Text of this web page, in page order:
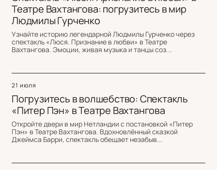
Театре Вахтангова: погрузитесь в мир
Людмилы Гурченко
Узнайте историю легендарной Людмилы Гурченко через
спектакль «Люся. Признание в любви» в Театре
Вахтангова. Эмоции, живая музыка и танцы соз...
21 июля
Погрузитесь в волшебство: Спектакль
«Питер Пэн» в Театре Вахтангова
Откройте двери в мир Нетландии с постановкой «Питер
Пэн» в Театре Вахтангова. Вдохновлённый сказкой
Джеймса Барри, спектакль обещает незабыв...